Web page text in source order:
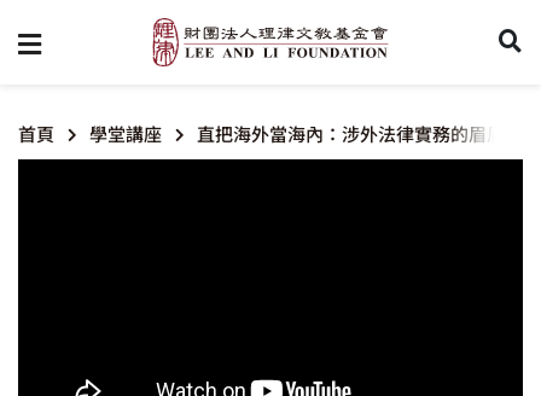
首頁 學堂講座 直把海外當海內：涉外法律實務的眉眉角角